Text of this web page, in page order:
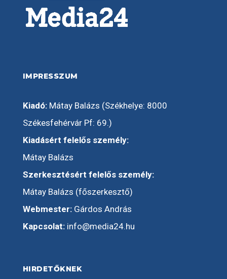
IMPRESSZUM
Kiadó:Mátay Balázs (Székhelye: 8000
Székesfehérvár Pf: 69.)
Kiadásért felelős személy:
Mátay Balázs
Szerkesztésért felelős személy:
Mátay Balázs (főszerkesztő)
Webmester:Gárdos András
Kapcsolat: info@media24.hu
HIRDETŐKNEK